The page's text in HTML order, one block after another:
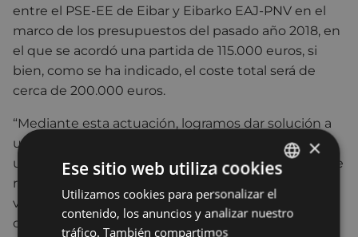
entre el PSE-EE de Eibar y Eibarko EAJ-PNV en el
marco de los presupuestos del pasado año 2018, en
el que se acordó una partida de 115.000 euros, si
bien, como se ha indicado, el coste total será de
cerca de 200.000 euros.
“Mediante esta actuación, logramos dar solución a
un problema que se venía detectando desde hace
un tiempo en la plaza de Miguel de Aguinaga, y que
resuelve, por un lado, la accesibilidad, tanto de
vehículos como de personas en este punto, y, por
otro, los problemas de humedades de los locales
BASQUE
SPANISH
×
Ese sitio web utiliza cookies
Utilizamos cookies para personalizar el
contenido, los anuncios y analizar nuestro
tráfico. También compartimos